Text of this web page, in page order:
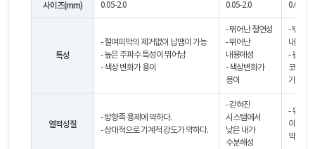
사이즈(mm) 0.05-2.0 0.05-2.0 0.05-2.0
특성
- 절여피막의 제거없이 납땜이 가능
- 높은 주파수 특성이 뛰어남
- 색상 변화가 용이
- 뛰어난 절연성
- 뛰어난
내용매성
- 색상변화가
용이
- 뛰어난
내용매
- 높은
코일 감
가능
열적성질
- 방향족 용제에 약하다.
- 상대적으로 기계적 강도가 약하다.
- 갇혀진
시스템에서
낮은 내가
수분해성
- 유연성
이 비교
약하다.